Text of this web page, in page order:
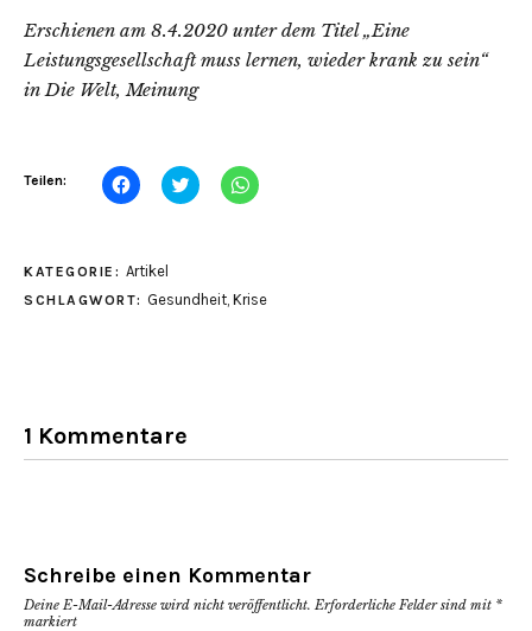
Erschienen am 8.4.2020 unter dem Titel „Eine
Leistungsgesellschaft muss lernen, wieder krank zu sein“
in Die Welt, Meinung
Teilen: Klick,
um
(Wird
neuem
Klick,
um
in
neuem
Klicken,
um
neuem
KATEGORIE: Artikel
SCHLAGWORT: Gesundheit Krise
1 Kommentare
Schreibe einen Kommentar
Deine E-Mail-Adresse wird nicht veröffentlicht. Erforderliche Felder sind mit *
markiert